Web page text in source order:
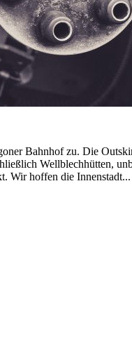
Bahnhof zu. Die
Wellblechhütten,
Wir hoffen die Innenstadt...